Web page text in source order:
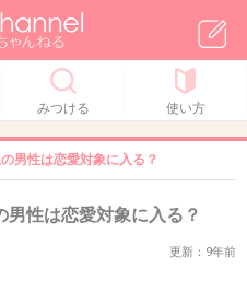
みつける 使い方
男性は恋愛対象に入る？
性は恋愛対象に入る？
更新：9年前